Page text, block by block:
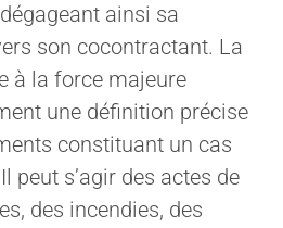
ainsi sa
son cocontractant. La
à la force majeure
une définition précise
constituant un cas
peut s’agir des actes de
des incendies, des